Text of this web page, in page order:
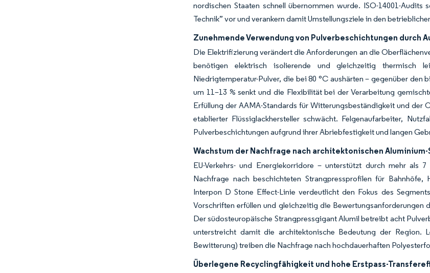
nordischen Staaten schnell übernommen wurde. ISO-14001-
Technik” vor und verankern damit Umstellungsziele in den
Zunehmende Verwendung von Pulverbeschichtungen durch
Die Elektrifizierung verändert die Anforderungen an die
benötigen elektrisch isolierende und gleichzeitig thermisch
Niedrigtemperatur-Pulver, die bei 80 °C aushärten – gegenüber den
um 11–13 % senkt und die Flexibilität bei der Verarbeitung
Erfüllung der AAMA-Standards für Witterungsbeständigkeit und der
etablierter Flüssiglackhersteller schwächt. Felgenaufarbeiter,
Pulverbeschichtungen aufgrund ihrer Abriebfestigkeit und langen
Wachstum der Nachfrage nach architektonischen
EU-Verkehrs- und Energiekorridore – unterstützt durch mehr
Nachfrage nach beschichteten Strangpressprofilen für
Interpon D Stone Effect-Linie verdeutlicht den Fokus des
Vorschriften erfüllen und gleichzeitig die Bewertungsanforderungen
Der südosteuropäische Strangpressgigant Alumil betreibt acht
unterstreicht damit die architektonische Bedeutung der Region.
Bewitterung) treiben die Nachfrage nach hochdauerhaften
Überlegene Recyclingfähigkeit und hohe Erstpass-